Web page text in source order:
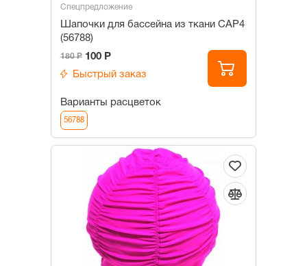
Спецпредложение
Шапочки для бассейна из ткани САР4
(56788)
180 Р 100 Р
Быстрый заказ
Варианты расцветок
56788